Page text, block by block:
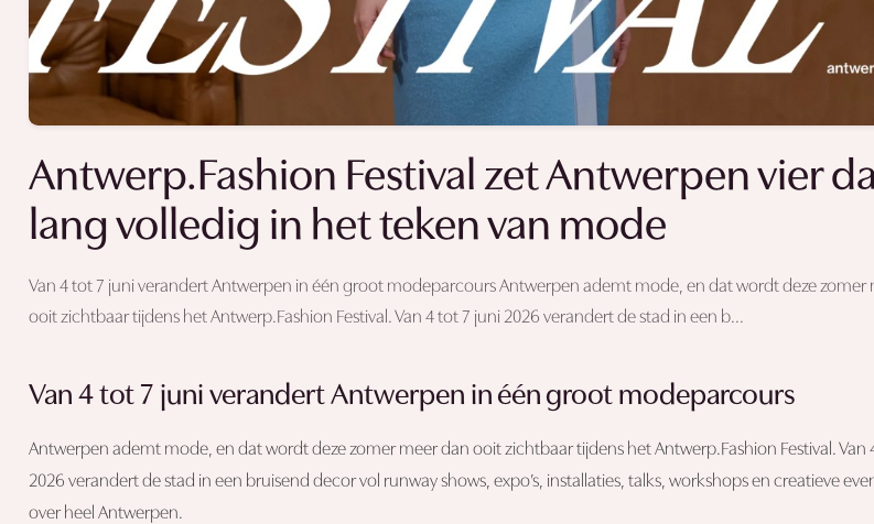
Antwerp.Fashion Festival zet Antwerpen vier
lang volledig in het teken van mode
Van 4 tot 7 juni verandert Antwerpen in één groot modeparcours Antwerpen ademt mode, en dat wordt deze zomer
ooit zichtbaar tijdens het Antwerp.Fashion Festival. Van 4 tot 7 juni 2026 verandert de stad in een b...
Van 4 tot 7 juni verandert Antwerpen in één groot modeparcours
Antwerpen ademt mode, en dat wordt deze zomer meer dan ooit zichtbaar tijdens het Antwerp.Fashion Festival. Van
2026 verandert de stad in een bruisend decor vol runway shows, expo’s, installaties, talks, workshops en creatieve
over heel Antwerpen.